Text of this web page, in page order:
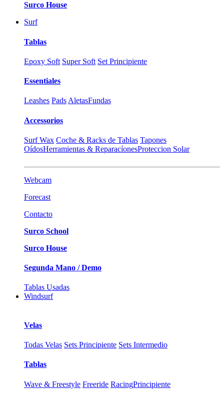
Surco House
Surf
Tablas
Epoxy Soft Super Soft Set Principiente
Essentiales
Leashes Pads AletasFundas
Accessorios
Surf Wax Coche & Racks de Tablas Tapones
OídosHerramientas & ReparacíonesProteccion Solar
Webcam
Forecast
Contacto
Surco School
Surco House
Segunda Mano / Demo
Tablas Usadas
Windsurf
Velas
Todas Velas Sets Principiente Sets Intermedio
Tablas
Wave & Freestyle Freeride RacingPrincipiente